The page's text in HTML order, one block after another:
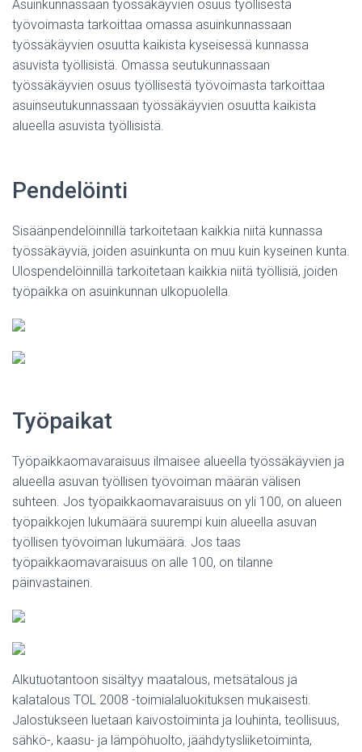
Asuinkunnassaan työssäkäyvien osuus työllisestä
työvoimasta tarkoittaa omassa asuinkunnassaan
työssäkäyvien osuutta kaikista kyseisessä kunnassa
asuvista työllisistä. Omassa seutukunnassaan
työssäkäyvien osuus työllisestä työvoimasta tarkoittaa
asuinseutukunnassaan työssäkäyvien osuutta kaikista
alueella asuvista työllisistä.
Pendelöinti
Sisäänpendelöinnillä tarkoitetaan kaikkia niitä kunnassa
työssäkäyviä, joiden asuinkunta on muu kuin kyseinen kunta.
Ulospendelöinnillä tarkoitetaan kaikkia niitä työllisiä, joiden
työpaikka on asuinkunnan ulkopuolella.
Työpaikat
Työpaikkaomavaraisuus ilmaisee alueella työssäkäyvien ja
alueella asuvan työllisen työvoiman määrän välisen
suhteen. Jos työpaikkaomavaraisuus on yli 100, on alueen
työpaikkojen lukumäärä suurempi kuin alueella asuvan
työllisen työvoiman lukumäärä. Jos taas
työpaikkaomavaraisuus on alle 100, on tilanne
päinvastainen.
Alkutuotantoon sisältyy maatalous, metsätalous ja
kalatalous TOL 2008 -toimialaluokituksen mukaisesti.
Jalostukseen luetaan kaivostoiminta ja louhinta, teollisuus,
sähkö-, kaasu- ja lämpöhuolto, jäähdytysliiketoiminta,